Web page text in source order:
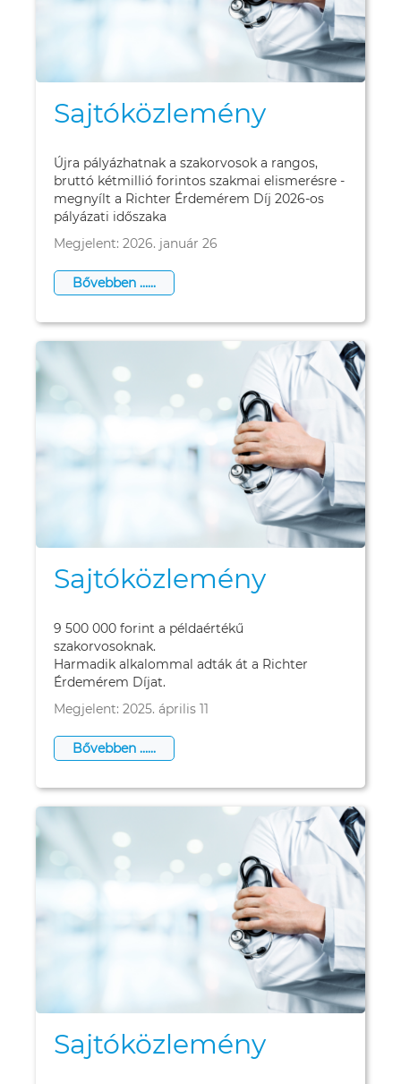
Sajtóközlemény
Újra pályázhatnak a szakorvosok a rangos,
bruttó kétmillió forintos szakmai elismerésre -
megnyílt a Richter Érdemérem Díj 2026-os
pályázati időszaka
Megjelent: 2026. január 26
Bővebben …...
Sajtóközlemény
9 500 000 forint a példaértékű
szakorvosoknak.
Harmadik alkalommal adták át a Richter
Érdemérem Díjat.
Megjelent: 2025. április 11
Bővebben …...
Sajtóközlemény